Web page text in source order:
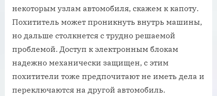
некоторым узлам автомобиля, скажем к капоту.
Похититель может проникнуть внутрь машины,
но дальше столкнется с трудно решаемой
проблемой. Доступ к электронным блокам
надежно механически защищен, с этим
похитители тоже предпочитают не иметь дела и
переключаются на другой автомобиль.